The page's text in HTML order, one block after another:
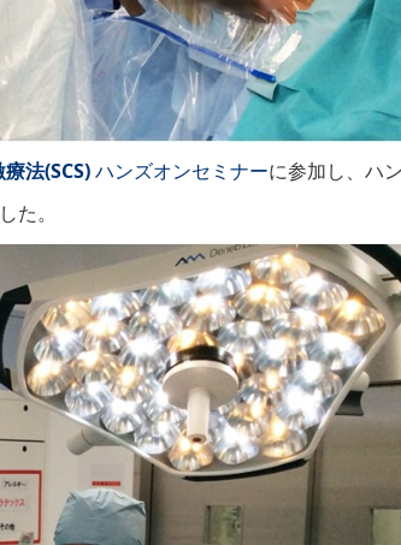
法(SCS)ハンズオンセミナーに参加し、ハ
た。